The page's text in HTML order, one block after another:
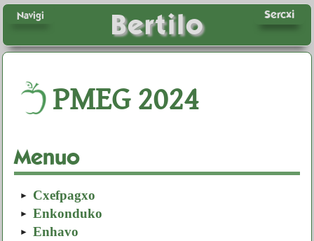
Bertilo Sercxi
Navigi
PMEG2024
Menuo
Cxefpagxo
Enkonduko
Enhavo